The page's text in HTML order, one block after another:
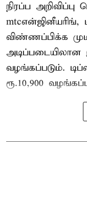
நிரப்ப அறிவிப்பு
mtcஎன்ஜினீயரிங்,
விண்ணப்பிக்க
அடிப்படையிலான
வழங்கப்படும்.
ரூ.10,900